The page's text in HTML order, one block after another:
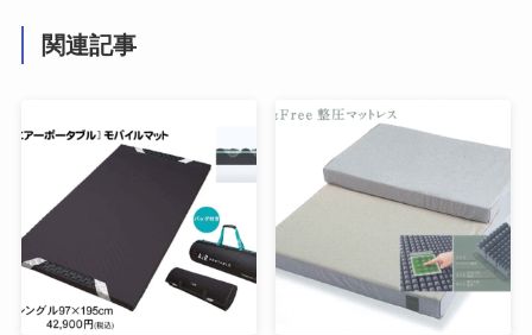
関連記事